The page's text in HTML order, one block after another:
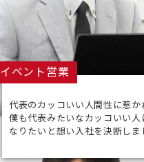
イベント営業
代表のカッコいい人間性に惹か
僕も代表みたいなカッコいい人
なりたいと想い入社を決断しま